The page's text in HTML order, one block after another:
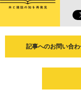
記事へのお問い合